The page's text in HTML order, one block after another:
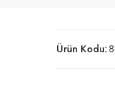
Ürün Kodu: